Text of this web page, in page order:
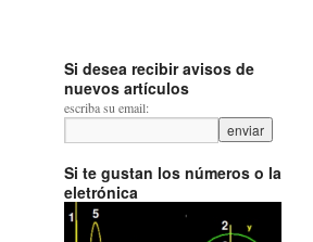
Si desea recibir avisos de
nuevos artículos
escriba su email:
Si te gustan los números o la
eletrónica